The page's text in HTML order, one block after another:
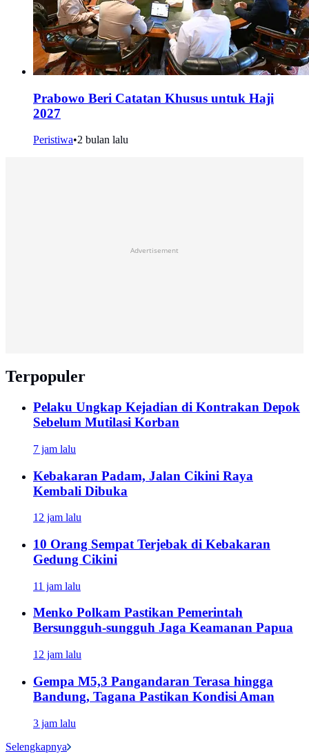
Prabowo Beri Catatan Khusus untuk Haji
2027
Peristiwa•2 bulan lalu
Advertisement
Terpopuler
Pelaku Ungkap Kejadian di Kontrakan Depok
Sebelum Mutilasi Korban
7 jam lalu
Kebakaran Padam, Jalan Cikini Raya
Kembali Dibuka
12 jam lalu
10 Orang Sempat Terjebak di Kebakaran
Gedung Cikini
11 jam lalu
Menko Polkam Pastikan Pemerintah
Bersungguh-sungguh Jaga Keamanan Papua
12 jam lalu
Gempa M5,3 Pangandaran Terasa hingga
Bandung, Tagana Pastikan Kondisi Aman
3 jam lalu
Selengkapnya